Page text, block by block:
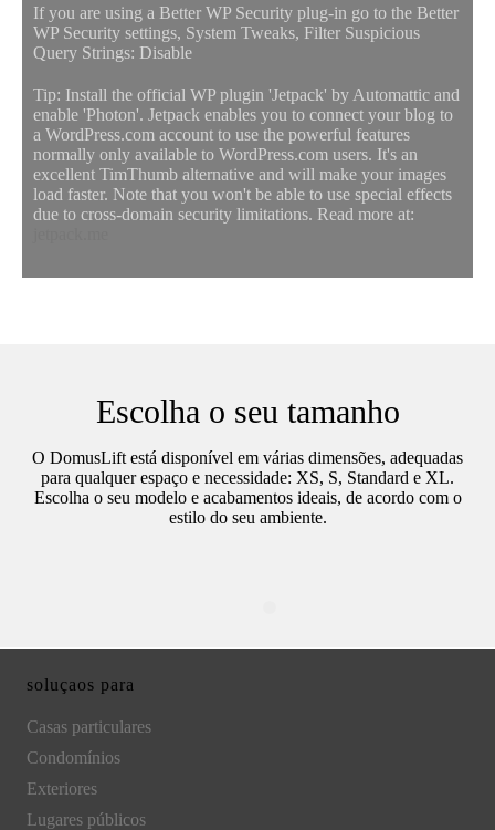
If you are using a Better WP Security plug-in go to the Better
WP Security settings, System Tweaks, Filter Suspicious
Query Strings: Disable
Tip: Install the official WP plugin 'Jetpack' by Automattic and
enable 'Photon'. Jetpack enables you to connect your blog to
a WordPress.com account to use the powerful features
normally only available to WordPress.com users. It's an
excellent TimThumb alternative and will make your images
load faster. Note that you won't be able to use special effects
due to cross-domain security limitations. Read more at:
Escolha o seu tamanho
O DomusLift está disponível em várias dimensões, adequadas
para qualquer espaço e necessidade: XS, S, Standard e XL.
Escolha o seu modelo e acabamentos ideais, de acordo com o
estilo do seu ambiente.
soluçaos para
Casas particulares
Condomínios
Exteriores
Lugares públicos